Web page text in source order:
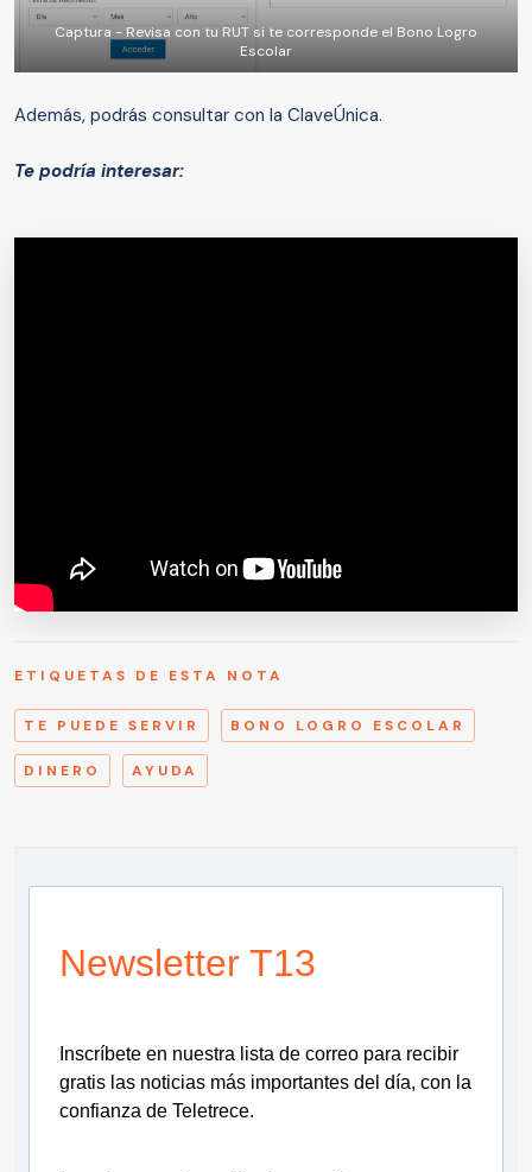
Captura - Revisa con tu RUT si te corresponde el Bono Logro
Escolar
Además, podrás consultar con la ClaveÚnica.
Te podría interesar:
ETIQUETAS DE ESTA NOTA
TE PUEDE SERVIR BONO LOGRO ESCOLAR
DINERO AYUDA
Newsletter T13
Inscríbete en nuestra lista de correo para recibir
gratis las noticias más importantes del día, con la
confianza de Teletrece.